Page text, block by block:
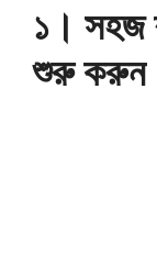
১। সহজ
শুরু করুন